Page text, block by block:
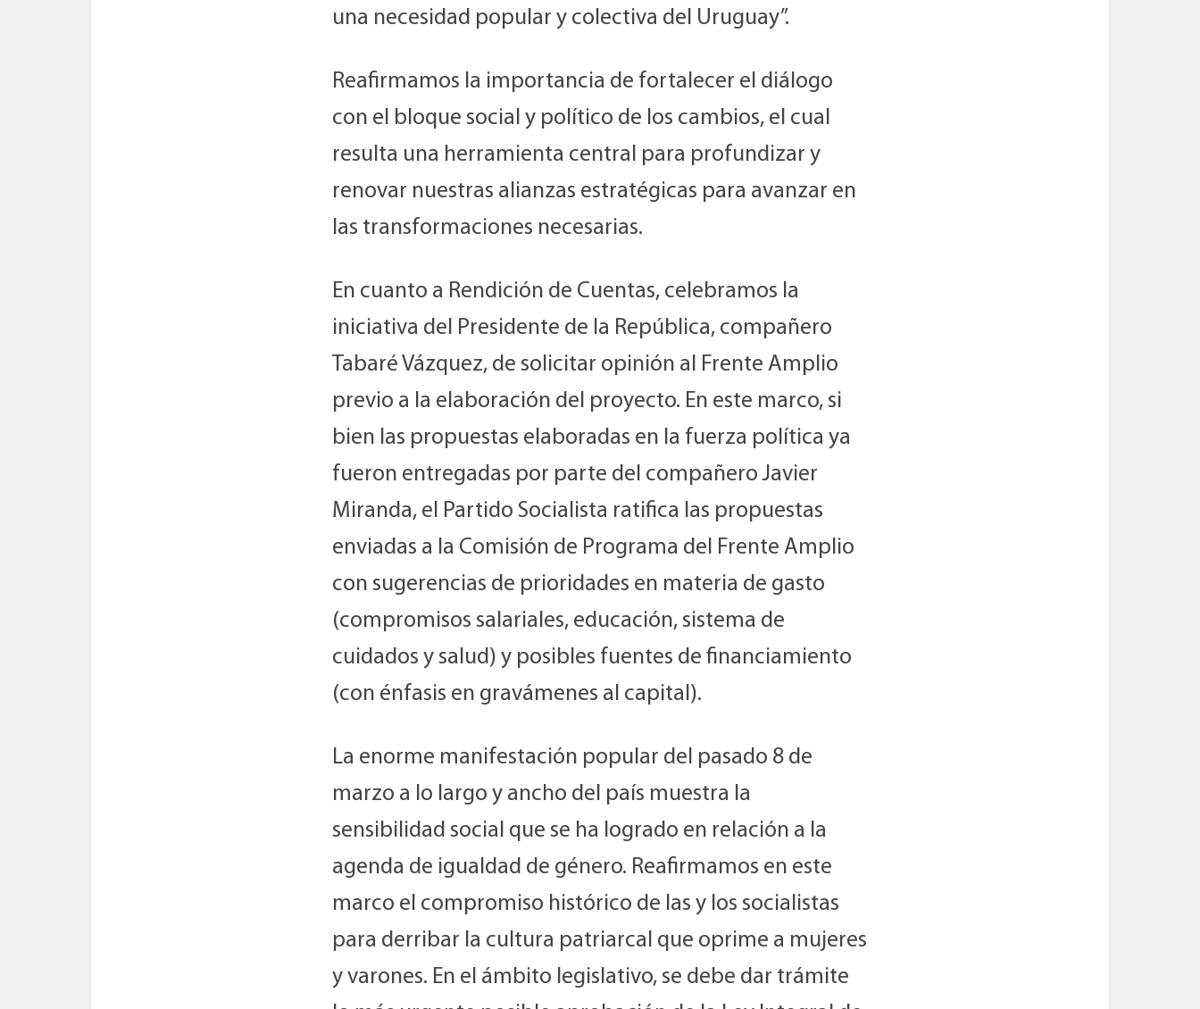
una necesidad popular y colectiva del Uruguay”.
Reafirmamos la importancia de fortalecer el diálogo
con el bloque social y político de los cambios, el cual
resulta una herramienta central para profundizar y
renovar nuestras alianzas estratégicas para avanzar en
las transformaciones necesarias.
En cuanto a Rendición de Cuentas, celebramos la
iniciativa del Presidente de la República, compañero
Tabaré Vázquez, de solicitar opinión al Frente Amplio
previo a la elaboración del proyecto. En este marco, si
bien las propuestas elaboradas en la fuerza política ya
fueron entregadas por parte del compañero Javier
Miranda, el Partido Socialista ratifica las propuestas
enviadas a la Comisión de Programa del Frente Amplio
con sugerencias de prioridades en materia de gasto
(compromisos salariales, educación, sistema de
cuidados y salud) y posibles fuentes de financiamiento
(con énfasis en gravámenes al capital).
La enorme manifestación popular del pasado 8 de
marzo a lo largo y ancho del país muestra la
sensibilidad social que se ha logrado en relación a la
agenda de igualdad de género. Reafirmamos en este
marco el compromiso histórico de las y los socialistas
para derribar la cultura patriarcal que oprime a mujeres
y varones. En el ámbito legislativo, se debe dar trámite